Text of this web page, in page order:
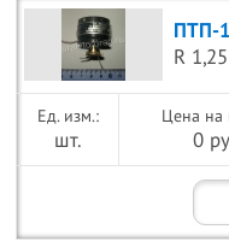
ПТП-1
R
шт.
Цена на
0